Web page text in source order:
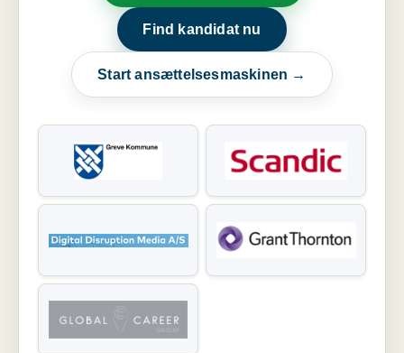
Find kandidat nu
Start ansættelsesmaskinen →